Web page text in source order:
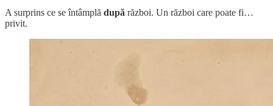
A surprins ce se întâmplă după război. Un război care poate fi…
privit.